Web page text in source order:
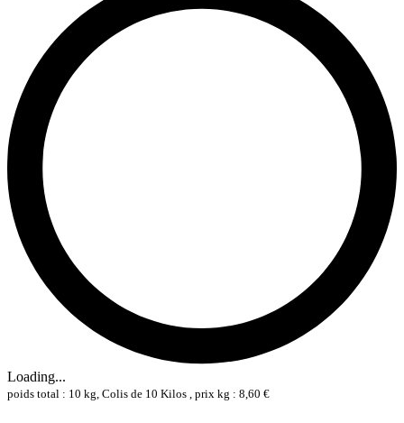
Loading...
poids total : 10 kg, Colis de 10 Kilos , prix kg : 8,60 €